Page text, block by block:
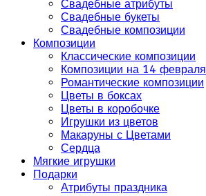
Свадебные атрибуты
Свадебные букеты
Свадебные композиции
Композиции
Классические композиции
Композиции на 14 февраля
Романтические композиции
Цветы в боксах
Цветы в коробочке
Игрушки из цветов
Макаруны с Цветами
Сердца
Мягкие игрушки
Подарки
Атрибуты праздника